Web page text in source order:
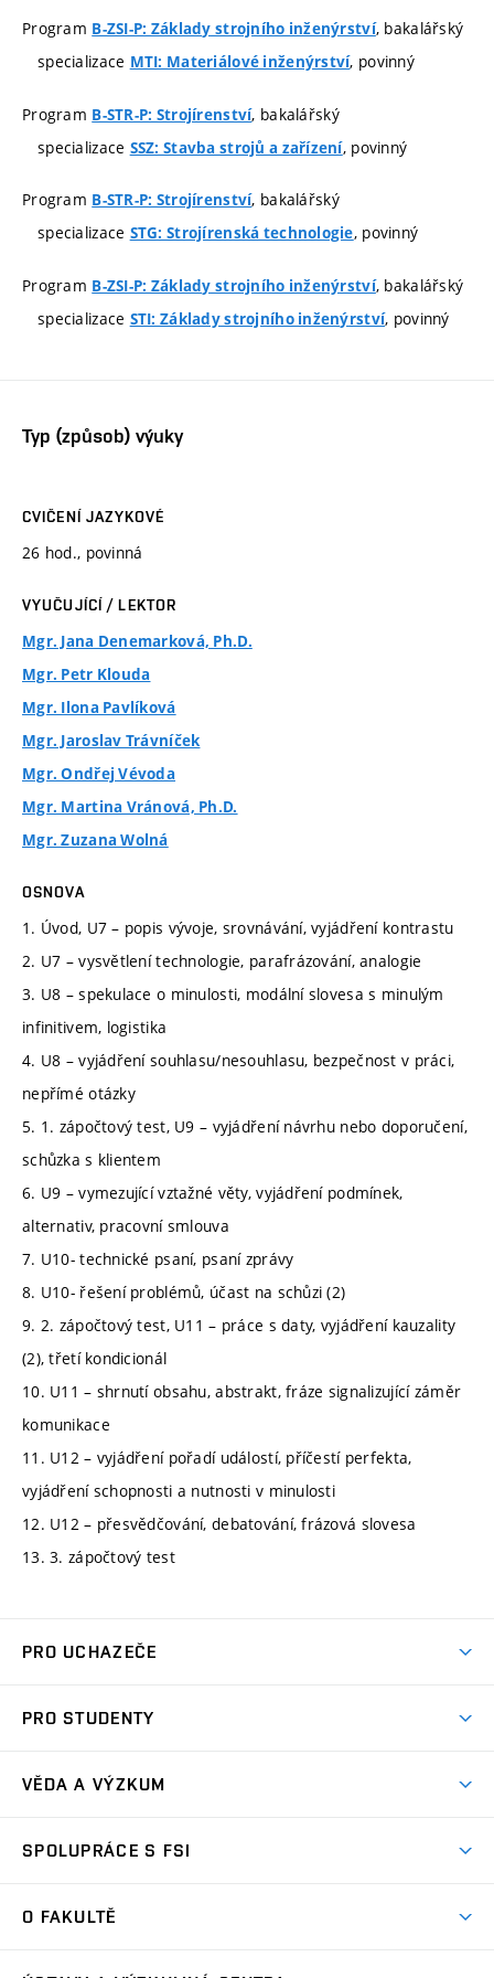
Program B-ZSI-P: Základy strojního inženýrství, bakalářský
specializace MTI: Materiálové inženýrství, povinný
Program B-STR-P: Strojírenství, bakalářský
specializace SSZ: Stavba strojů a zařízení, povinný
Program B-STR-P: Strojírenství, bakalářský
specializace STG: Strojírenská technologie, povinný
Program B-ZSI-P: Základy strojního inženýrství, bakalářský
specializace STI: Základy strojního inženýrství, povinný
Typ (způsob) výuky
CVIČENÍ JAZYKOVÉ
26 hod., povinná
VYUČUJÍCÍ / LEKTOR
Mgr. Jana Denemarková, Ph.D.
Mgr. Petr Klouda
Mgr. Ilona Pavlíková
Mgr. Jaroslav Trávníček
Mgr. Ondřej Vévoda
Mgr. Martina Vránová, Ph.D.
Mgr. Zuzana Wolná
OSNOVA
1. Úvod, U7 – popis vývoje, srovnávání, vyjádření kontrastu
2. U7 – vysvětlení technologie, parafrázování, analogie
3. U8 – spekulace o minulosti, modální slovesa s minulým
infinitivem, logistika
4. U8 – vyjádření souhlasu/nesouhlasu, bezpečnost v práci,
nepřímé otázky
5. 1. zápočtový test, U9 – vyjádření návrhu nebo doporučení,
schůzka s klientem
6. U9 – vymezující vztažné věty, vyjádření podmínek,
alternativ, pracovní smlouva
7. U10- technické psaní, psaní zprávy
8. U10- řešení problémů, účast na schůzi (2)
9. 2. zápočtový test, U11 – práce s daty, vyjádření kauzality
(2), třetí kondicionál
10. U11 – shrnutí obsahu, abstrakt, fráze signalizující záměr
komunikace
11. U12 – vyjádření pořadí událostí, příčestí perfekta,
vyjádření schopnosti a nutnosti v minulosti
12. U12 – přesvědčování, debatování, frázová slovesa
13. 3. zápočtový test
PRO UCHAZEČE
Ambasadoři studia
Zápisy
Mobilní aplikace
PRO STUDENTY
Studijní předpisy
Pro prváky
VĚDA A VÝZKUM
Oblasti výzkumu
SPOLUPRÁCE S FSI
O FAKULTĚ